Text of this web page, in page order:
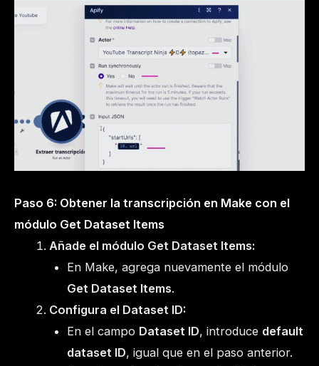
Paso 6: Obtener la transcripción en Make con el
módulo Get Dataset Items
Añade el módulo Get Dataset Items:
En Make, agrega nuevamente el módulo
Get Dataset Items.
Configura el Dataset ID:
En el campo Dataset ID, introduce default
dataset ID, igual que en el paso anterior.